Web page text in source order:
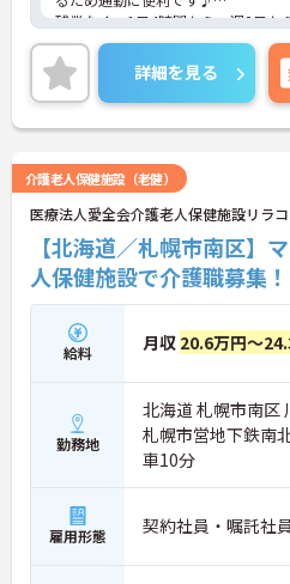
残業なく、1日4時間から、週2日か
なためプライベートも大切にでき
賞与があるのも嬉しいですね☆
ご興味のある方には、面接対策ポイ
に詳細をご案内しますのでお気軽
い！
詳細を見る
介護老人保健施設（老健）
医療法人愛全会介護老人保健施設リラ
【北海道／札幌市南区】
人保健施設で介護職募集
給料 月収 20.6万円～
勤務地
北海道 札幌市南区
札幌市営地下鉄南
車10分
雇用形態 契約社員・嘱託社員